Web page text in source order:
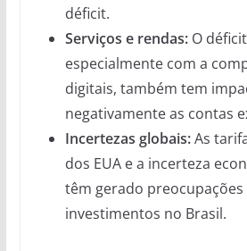
déficit.
Serviços e rendas:O
especialmente com a
digitais, também tem
negativamente as contas
Incertezas globais:As
dos EUA e a incerteza
têm gerado
investimentos no Brasil.